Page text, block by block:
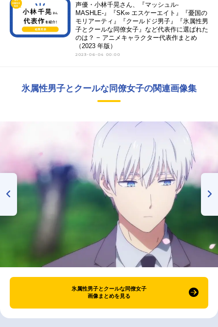
声優・小林千晃さん、『マッシュル-
MASHLE-』『SK∞ エスケーエイト』『憂国の
モリアーティ』『クールドジ男子』『氷属性男
子とクールな同僚女子』など代表作に選ばれた
のは？ − アニメキャラクター代表作まとめ
（2023 年版）
2023-06-04 00:00
氷属性男子とクールな同僚女子の関連画像集
氷属性男子とクールな同僚女子
画像まとめを見る